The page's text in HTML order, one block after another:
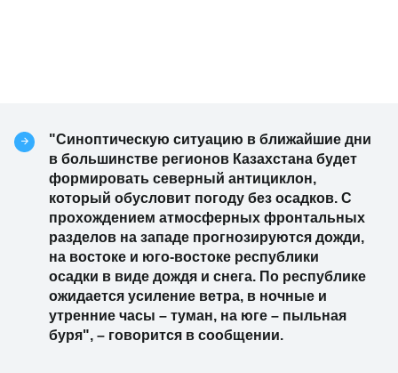
"Синоптическую ситуацию в ближайшие дни
в большинстве регионов Казахстана будет
формировать северный антициклон,
который обусловит погоду без осадков. С
прохождением атмосферных фронтальных
разделов на западе прогнозируются дожди,
на востоке и юго-востоке республики
осадки в виде дождя и снега. По республике
ожидается усиление ветра, в ночные и
утренние часы – туман, на юге – пыльная
буря", – говорится в сообщении.